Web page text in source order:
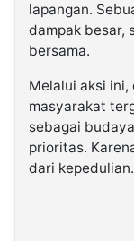
lapangan.
dampak besar,
bersama.
Melalui aksi ini,
masyarakat
sebagai
prioritas.
dari kepedulian.